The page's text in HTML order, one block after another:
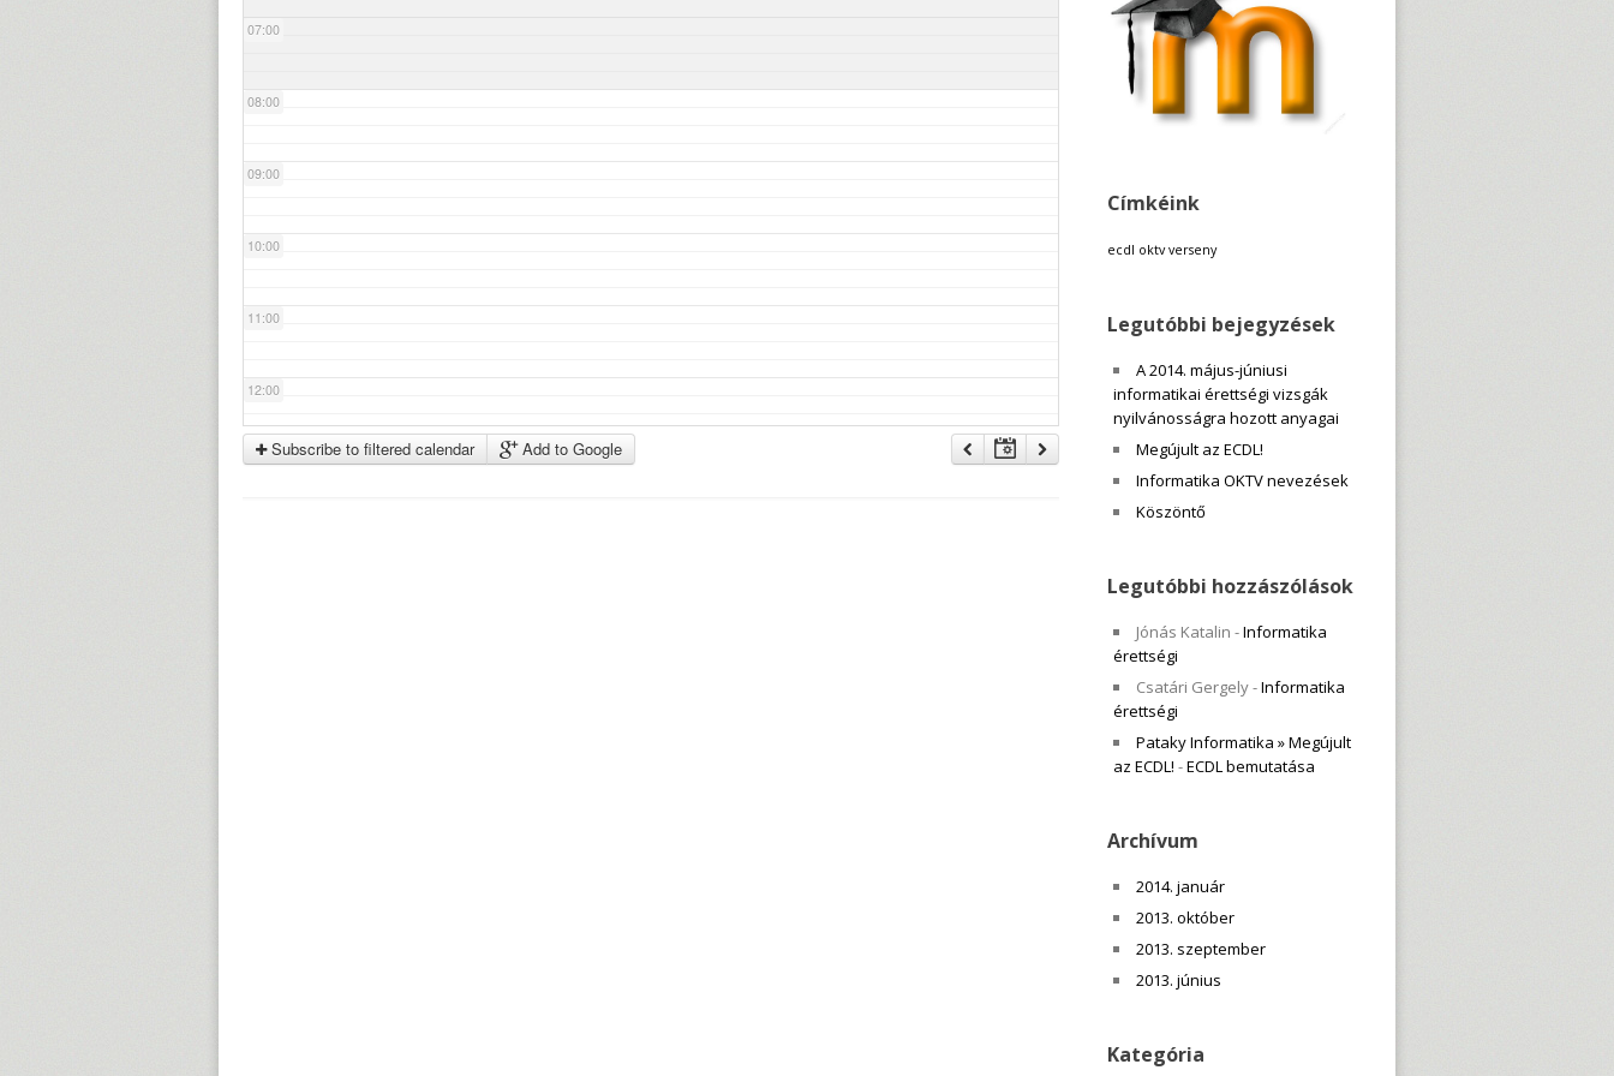
07:00
08:00
09:00
10:00
11:00
12:00
13:00
Subscribe to filtered calendar Add to Google
Címkéink
ecdl oktv verseny
Legutóbbi bejegyzések
A 2014. május-júniusi
informatikai érettségi vizsgák
nyilvánosságra hozott anyagai
Megújult az ECDL!
Informatika OKTV nevezések
Köszöntő
Legutóbbi hozzászólások
Jónás Katalin -Informatika
érettségi
Csatári Gergely-Informatika
érettségi
Pataky Informatika » Megújult
az ECDL! -ECDL bemutatása
Archívum
2014. január
2013. október
2013. szeptember
2013. június
Kategória